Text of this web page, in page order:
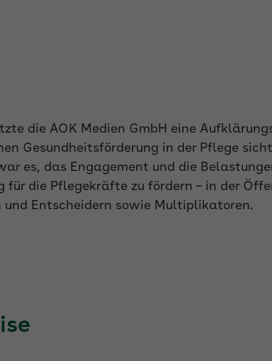
die AOK Medien GmbH eine
Gesundheitsförderung in der Pflege
es, das Engagement und die
für die Pflegekräfte zu fördern – in der
Entscheidern sowie Multiplikatoren.